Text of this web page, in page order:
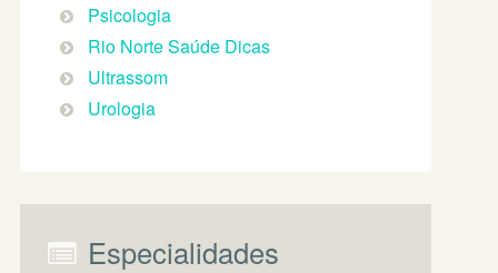
Psicologia
Rio Norte Saúde Dicas
Ultrassom
Urologia
Especialidades